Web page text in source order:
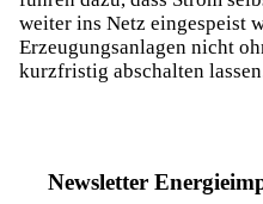
weiter ins Netz eingespeist
Erzeugungsanlagen nicht
kurzfristig abschalten
Newsletter